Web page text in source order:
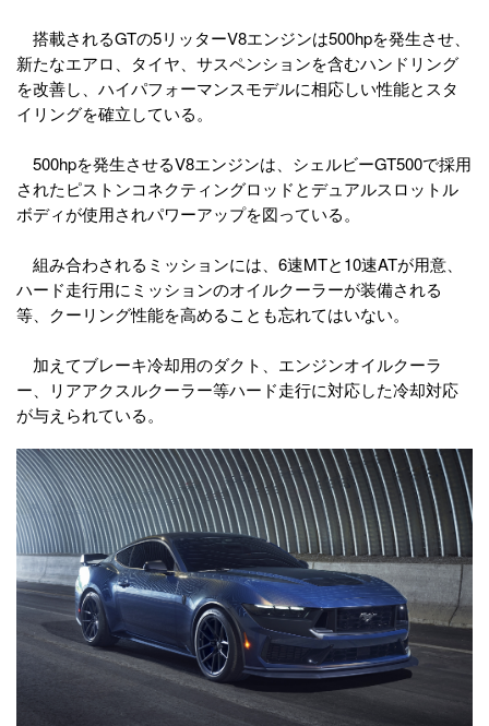
搭載されるGTの5リッターV8エンジンは500hpを発生させ、
新たなエアロ、タイヤ、サスペンションを含むハンドリング
を改善し、ハイパフォーマンスモデルに相応しい性能とスタ
イリングを確立している。
500hpを発生させるV8エンジンは、シェルビーGT500で採用
されたピストンコネクティングロッドとデュアルスロットル
ボディが使用されパワーアップを図っている。
組み合わされるミッションには、6速MTと10速ATが用意、
ハード走行用にミッションのオイルクーラーが装備される
等、クーリング性能を高めることも忘れてはいない。
加えてブレーキ冷却用のダクト、エンジンオイルクーラ
ー、リアアクスルクーラー等ハード走行に対応した冷却対応
が与えられている。